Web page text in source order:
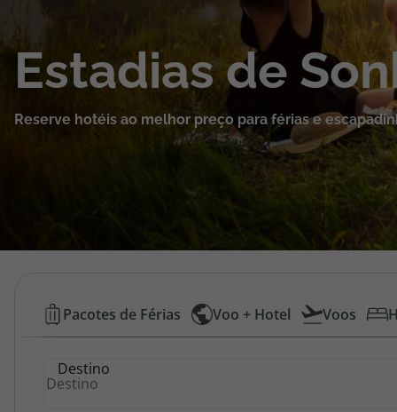
Cruzeiros
Promoções
Área de Cliente
Estadias de
Reserve hotéis ao melhor preço para férias e
Hotéis
Baratos
Pacotes de Férias Voo + Hotel Voos
Destino